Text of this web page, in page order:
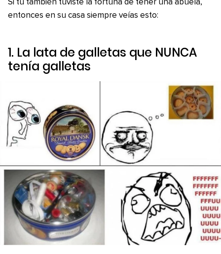
Si tú también tuviste la fortuna de tener una abuela,
entonces en su casa siempre veías esto:
1. La lata de galletas que NUNCA
tenía galletas